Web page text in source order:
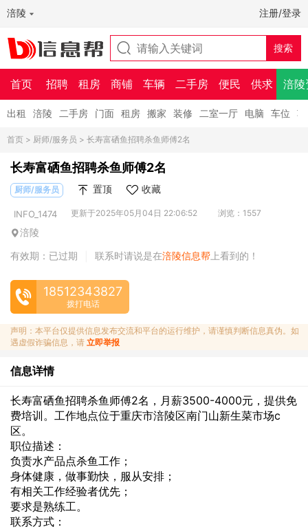
涪陵 注册/登录
首页 招聘 租房 商铺 车辆 二手房 便民 供求 涪陵
出租 涪陵 二手房 门面 租房 搬家 装修 二室一厅 电脑 车位
首页 > 厨师/服务员 > 长寿富硒鱼招聘杀鱼师傅2名
长寿富硒鱼招聘杀鱼师傅2名
厨师/服务员 置顶 收藏
INFO_1474 更新于2025年05月04日 22:06:52 浏览：1557
涪陵
有效期：已过期
联系时请说是在涪陵信息帮 上看到的！
18512343827
拨打电话
声明：本平台仅提供信息发布交流和平台的运行维护，请谨慎判断信息真伪。如
遇虚假诈骗信息，请 立即举报
信息详情
长寿富硒鱼招聘杀鱼师傅2名，月薪3500-4000元，提供免
费培训。工作地点位于重庆市涪陵区南门山新生菜市场c
区。
职位描述：
负责水产品点杀鱼工作；
身体健康，做事勤快，服从安排；
有相关工作经验者优先；
要求是熟练工。
联系方式：